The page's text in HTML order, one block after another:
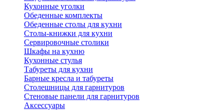
Кухонные уголки
Обеденные комплекты
Обеденные столы для кухни
Столы-книжки для кухни
Сервировочные столики
Шкафы на кухню
Кухонные стулья
Табуреты для кухни
Барные кресла и табуреты
Столешницы для гарнитуров
Стеновые панели для гарнитуров
Аксессуары